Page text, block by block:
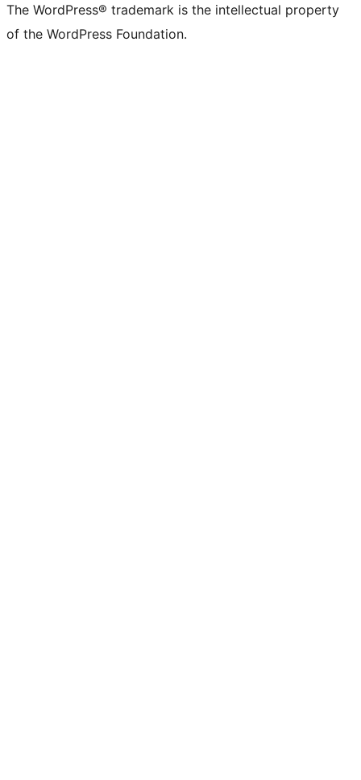
The WordPress® trademark is the intellectual property
of the WordPress Foundation.